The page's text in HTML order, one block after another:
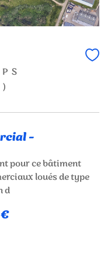
-
pour ce bâtiment
loués de type
d
PISCINE
EXCLUSIVITÉS